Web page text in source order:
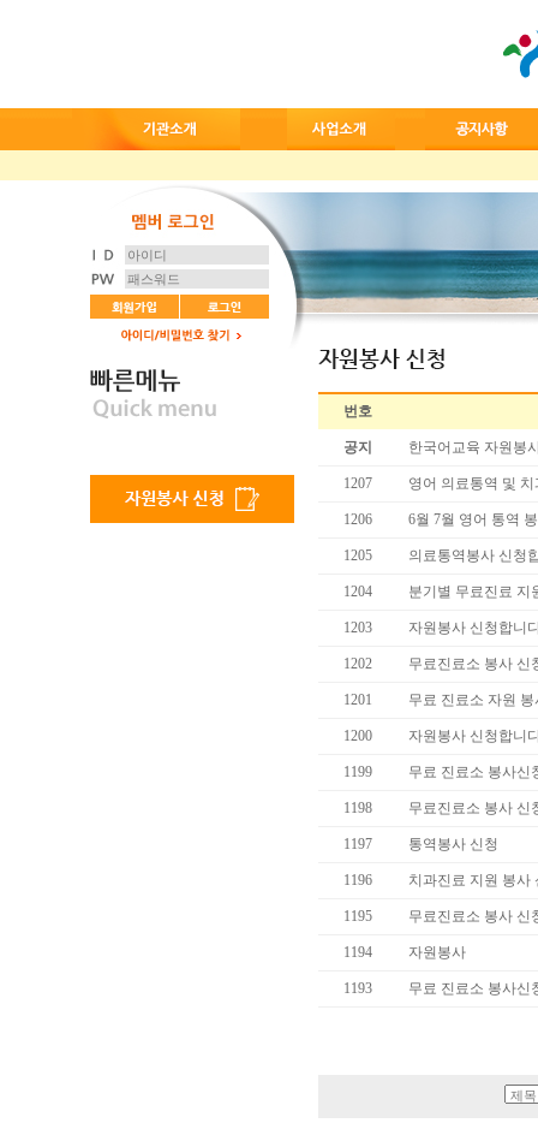
번호
공지 한국어교육 자원봉
1207 영어 의료통역 및
1206 6월 7월 영어 통역
1205 의료통역봉사 신청
1204 분기별 무료진료 지
1203 자원봉사 신청합니
1202 무료진료소 봉사 신
1201 무료 진료소 자원
1200 자원봉사 신청합니
1199 무료 진료소 봉사신
1198 무료진료소 봉사 신
1197 통역봉사 신청
1196 치과진료 지원 봉사
1195 무료진료소 봉사 신
1194 자원봉사
1193 무료 진료소 봉사신